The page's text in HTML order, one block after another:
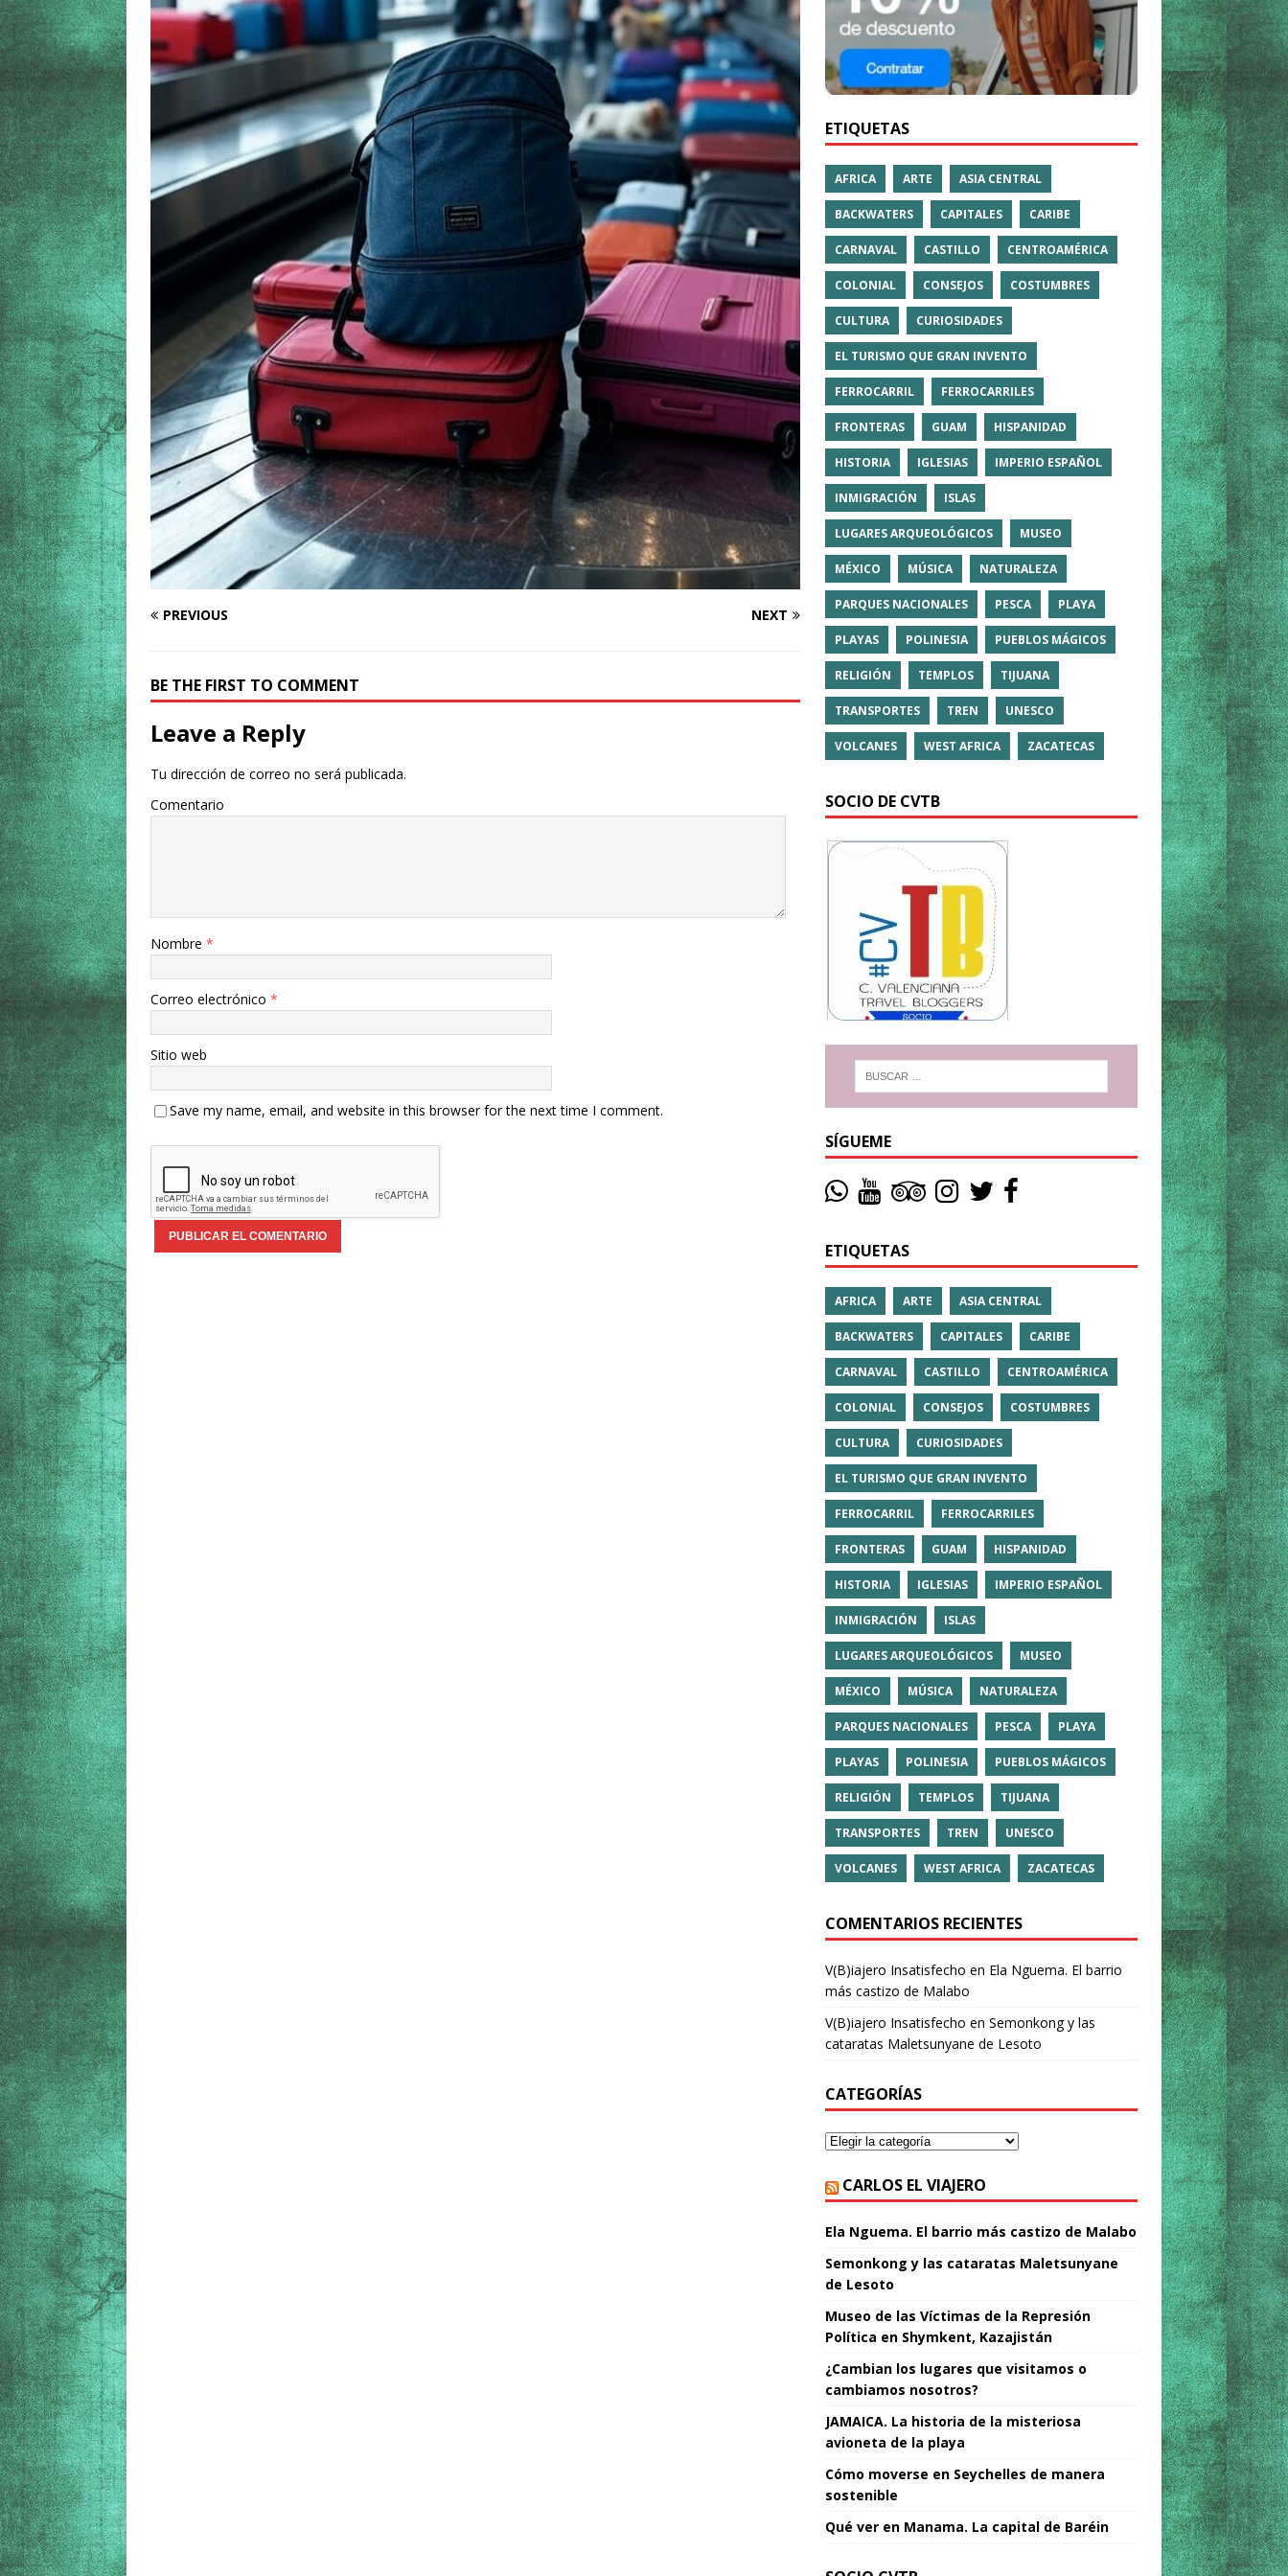
PREVIOUS NEXT
BE THE FIRST TO COMMENT
Leave a Reply
Tu dirección de correo no será publicada.
Comentario
Nombre *
Correo electrónico *
Sitio web
Save my name, email, and website in this browser for the next time I comment.
ETIQUETAS
AFRICA ARTE ASIA CENTRAL
BACKWATERS CAPITALES CARIBE
CARNAVAL CASTILLO CENTROAMÉRICA
COLONIAL CONSEJOS COSTUMBRES
CULTURA CURIOSIDADES
EL TURISMO QUE GRAN INVENTO
FERROCARRIL FERROCARRILES
FRONTERAS GUAM HISPANIDAD
HISTORIA IGLESIAS IMPERIO ESPAÑOL
INMIGRACIÓN ISLAS
LUGARES ARQUEOLÓGICOS MUSEO
MÉXICO MÚSICA NATURALEZA
PARQUES NACIONALES PESCA PLAYA
PLAYAS POLINESIA PUEBLOS MÁGICOS
RELIGIÓN TEMPLOS TIJUANA
TRANSPORTES TREN UNESCO
VOLCANES WEST AFRICA ZACATECAS
SOCIO DE CVTB
SÍGUEME
ETIQUETAS
AFRICA ARTE ASIA CENTRAL
BACKWATERS CAPITALES CARIBE
CARNAVAL CASTILLO CENTROAMÉRICA
COLONIAL CONSEJOS COSTUMBRES
CULTURA CURIOSIDADES
EL TURISMO QUE GRAN INVENTO
FERROCARRIL FERROCARRILES
FRONTERAS GUAM HISPANIDAD
HISTORIA IGLESIAS IMPERIO ESPAÑOL
INMIGRACIÓN ISLAS
LUGARES ARQUEOLÓGICOS MUSEO
MÉXICO MÚSICA NATURALEZA
PARQUES NACIONALES PESCA PLAYA
PLAYAS POLINESIA PUEBLOS MÁGICOS
RELIGIÓN TEMPLOS TIJUANA
TRANSPORTES TREN UNESCO
VOLCANES WEST AFRICA ZACATECAS
COMENTARIOS RECIENTES
V(B)iajero Insatisfecho en Ela Nguema. El barrio
más castizo de Malabo
V(B)iajero Insatisfecho en Semonkong y las
cataratas Maletsunyane de Lesoto
CATEGORÍAS
CARLOS EL VIAJERO
Ela Nguema. El barrio más castizo de Malabo
Semonkong y las cataratas Maletsunyane
de Lesoto
Museo de las Víctimas de la Represión
Política en Shymkent, Kazajistán
¿Cambian los lugares que visitamos o
cambiamos nosotros?
JAMAICA. La historia de la misteriosa
avioneta de la playa
Cómo moverse en Seychelles de manera
sostenible
Qué ver en Manama. La capital de Baréin